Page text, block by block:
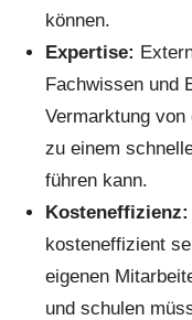
können.
Expertise:
Fachwissen und
Vermarktung
zu einem
führen kann.
Kosteneffizienz:
kosteneffizient
eigenen
und schulen